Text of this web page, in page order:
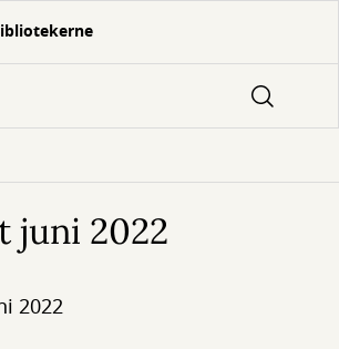
juni 2022
2022